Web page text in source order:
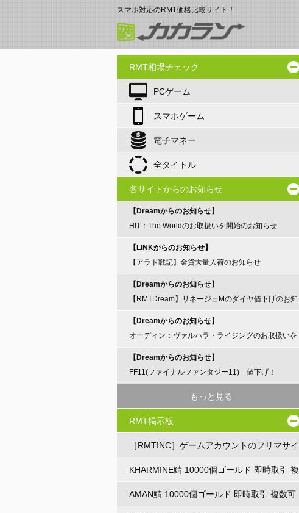
スマホ対応のRMT価格比較サイト！
RMT相場チェック
PCゲーム
スマホゲーム
電子マネー
全タイトル
各サイトからのお知らせ
【Dreamからのお知らせ】
HIT：The Worldのお取扱いを開始のお知らせ
【LINKからのお知らせ】
【アラド戦記】金貨大量入荷のお知らせ
【Dreamからのお知らせ】
【RMTDream】リネージュMのダイヤ値下げのお知
【Dreamからのお知らせ】
オーディン：ヴァルハラ・ライジングのお取扱いを
【Dreamからのお知らせ】
FF11(ファイナルファンタジー11) 値下げ！
もっと見る
RMT掲示板
［RMTINC］ゲームアカウントのフリマサイ
ト
KHARMINE鯖 10000個ゴールド 即時取引 複
数可
AMAN鯖 10000個ゴールド 即時取引 複数可